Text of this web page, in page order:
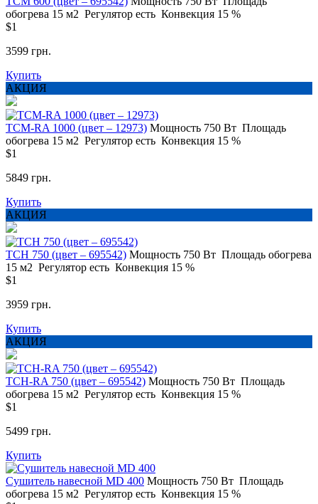
обогрева 15 м2 Регулятор есть Конвекция 15 %
$1
3599 грн.
Купить
АКЦИЯ
ТСМ-RA 1000 (цвет – 12973) Мощность 750 Вт Площадь
обогрева 15 м2 Регулятор есть Конвекция 15 %
$1
5849 грн.
Купить
АКЦИЯ
TCH 750 (цвет – 695542) Мощность 750 Вт Площадь обогрева
15 м2 Регулятор есть Конвекция 15 %
$1
3959 грн.
Купить
АКЦИЯ
TCH-RA 750 (цвет – 695542) Мощность 750 Вт Площадь
обогрева 15 м2 Регулятор есть Конвекция 15 %
$1
5499 грн.
Купить
Сушитель навесной MD 400 Мощность 750 Вт Площадь
обогрева 15 м2 Регулятор есть Конвекция 15 %